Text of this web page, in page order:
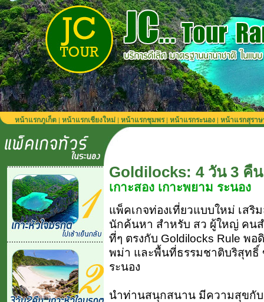
หน้าแรกภูเก็ต | หน้าแรกเชียงใหม่ | หน้าแรกชุมพร| หน้าแรกระนอง | หน้าแรกสุราษ
Goldilocks: 4 วัน 3 คืน
เกาะสอง เกาะพยาม ระนอง
แพ็คเกจท่องเที่ยวแบบใหม่ เสริ
นักค้นหา สำหรับ สว ผู้ใหญ่ คน
ที่ๆ ตรงกับ Goldilocks Rule พอ
พม่า และพื้นที่ธรรมชาติบริสุทธิ์
ระนอง
นำท่านสนุกสนาน มีความสุขกับ